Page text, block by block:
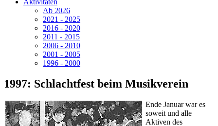
Aktivitäten
Ab 2026
2021 - 2025
2016 - 2020
2011 - 2015
2006 - 2010
2001 - 2005
1996 - 2000
1997: Schlachtfest beim Musikverein
Ende Januar war es
soweit und alle
Aktiven des